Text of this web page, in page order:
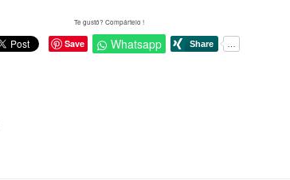
Te gustó? Compártelo !
Save Whatsapp